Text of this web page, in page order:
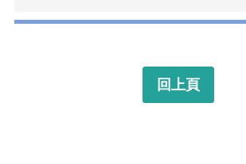
回上頁